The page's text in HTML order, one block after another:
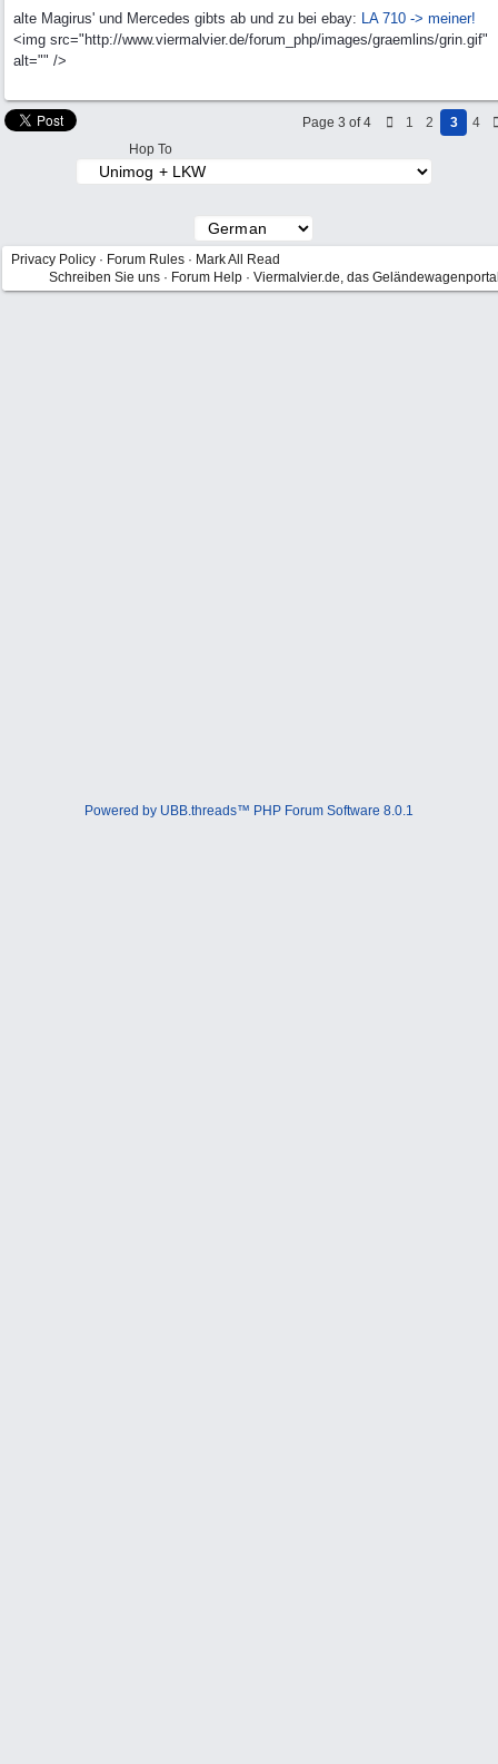
alte Magirus' und Mercedes gibts ab und zu bei ebay: LA 710 -> meiner!
<img src="http://www.viermalvier.de/forum_php/images/graemlins/grin.gif"
alt="" />
Page 3 of 4 1 2 3
4
Hop To
Privacy Policy · Forum Rules · Mark All Read
Schreiben Sie uns · Forum Help · Viermalvier.de, das
Powered by UBB.threads™ PHP Forum Software 8.0.1